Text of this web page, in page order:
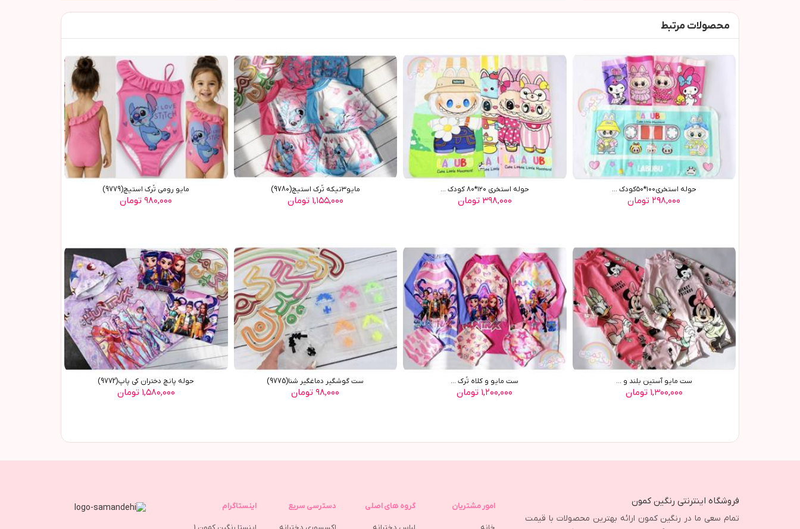
محصولات مرتبط
حوله استخری١٠٠*٥٠کودک ...
۲۹۸,۰۰۰ تومان
حوله استخری ١٢٠*٨٠ کودک ...
۳۹۸,۰۰۰ تومان
مایو٣تیکه تُرک استیچ(9780)
۱,۱۵۵,۰۰۰ تومان
مایو رومی تُرک استیچ(9779)
۹۸۰,۰۰۰ تومان
ست مایو آستین بلند و ...
۱,۳۰۰,۰۰۰ تومان
ست مایو و کلاه تُرک ...
۱,۲۰۰,۰۰۰ تومان
ست گوشگیر دماغگیر شنا(9775)
۹۸,۰۰۰ تومان
حوله پانچ دختران کی پاپ(9772)
۱,۵۸۰,۰۰۰ تومان
فروشگاه اینترنتی رنگین کمون
تمام سعی ما در رنگین کمون ارائه بهترین محصولات با قیمت
امور مشتریان گروه های اصلی دسترسی سریع اینستاگرام